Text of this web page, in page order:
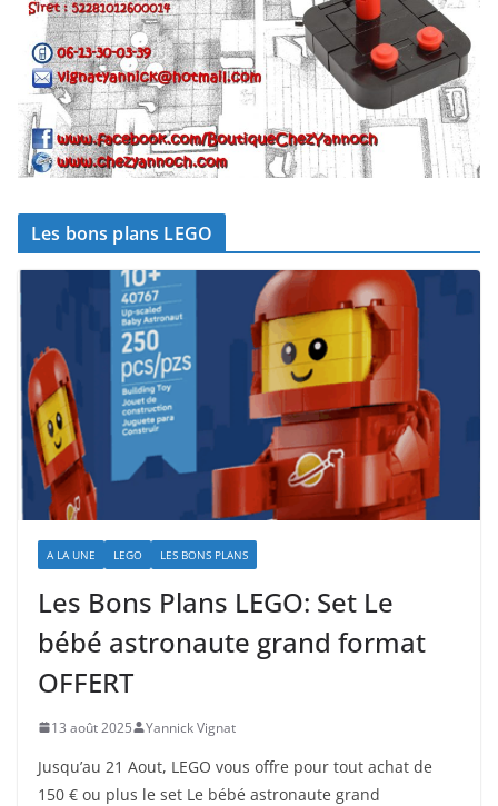
Les bons plans LEGO
A LA UNE LEGO LES BONS PLANS
Les Bons Plans LEGO: Set Le
bébé astronaute grand format
OFFERT
13 août 2025 Yannick Vignat
Jusqu’au 21 Aout, LEGO vous offre pour tout achat de
150 € ou plus le set Le bébé astronaute grand